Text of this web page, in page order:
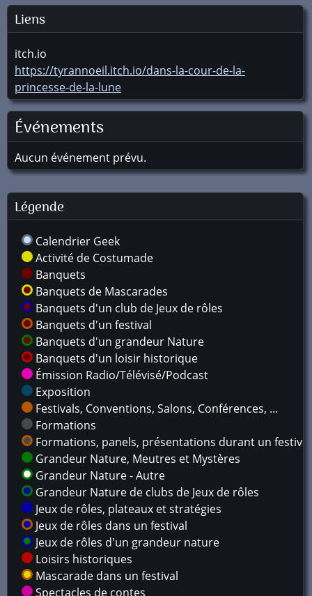
Liens
itch.io
https://tyrannoeil.itch.io/dans-la-cour-de-la-
princesse-de-la-lune
Événements
Aucun événement prévu.
Légende
Calendrier Geek
Activité de Costumade
Banquets
Banquets de Mascarades
Banquets d'un club de Jeux de rôles
Banquets d'un festival
Banquets d'un grandeur Nature
Banquets d'un loisir historique
Émission Radio/Télévisé/Podcast
Exposition
Festivals, Conventions, Salons, Conférences, ...
Formations
Formations, panels, présentations durant un festival
Grandeur Nature, Meutres et Mystères
Grandeur Nature - Autre
Grandeur Nature de clubs de Jeux de rôles
Jeux de rôles, plateaux et stratégies
Jeux de rôles dans un festival
Jeux de rôles d'un grandeur nature
Loisirs historiques
Mascarade dans un festival
Spectacles de contes